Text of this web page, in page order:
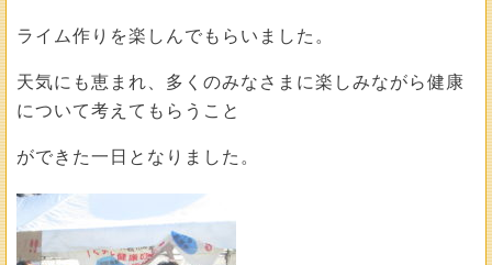
ライム作りを楽しんでもらいました。
天気にも恵まれ、多くのみなさまに楽しみながら健康
について考えてもらうこと
ができた一日となりました。